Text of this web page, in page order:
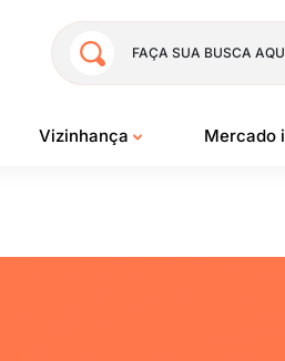
FAÇA SUA BUSCA
Vizinhança Mercado